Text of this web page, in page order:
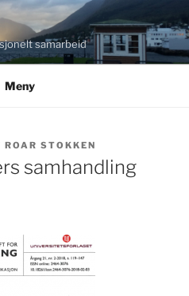
samarbeid
Meny
ROAR STOKKEN
samhandling